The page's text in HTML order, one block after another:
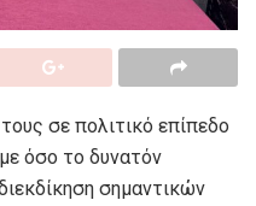
σε πολιτικό επίπεδο
όσο το δυνατόν
σημαντικών